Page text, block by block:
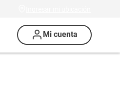
Mi cuenta